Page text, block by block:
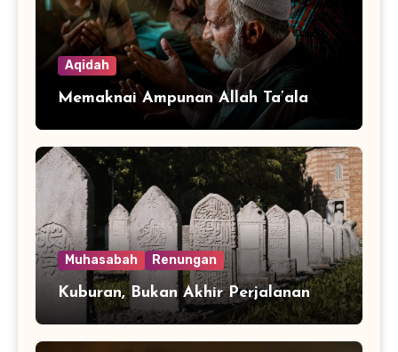
Aqidah
Memaknai Ampunan Allah Ta’ala
Muhasabah Renungan
Kuburan, Bukan Akhir Perjalanan